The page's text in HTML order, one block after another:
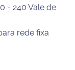
- 240 Vale de
rede fixa